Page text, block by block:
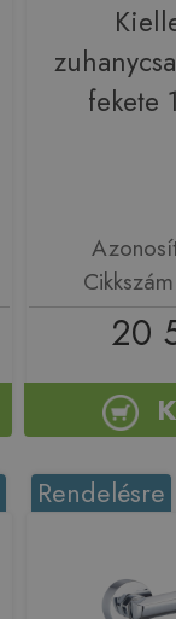
fekete
20
Rendelésre